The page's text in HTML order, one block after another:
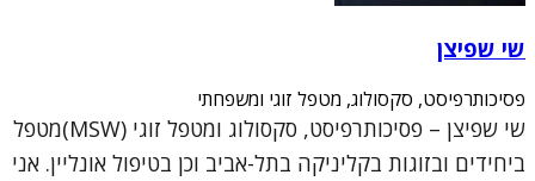
שי שפיצן
פסיכותרפיסט, סקסולוג, מטפל זוגי ומשפחתי
שי שפיצן – פסיכותרפיסט, סקסולוג ומטפל זוגי (MSW)מטפל
ביחידים ובזוגות בקליניקה בתל-אביב וכן בטיפול אונליין. אני